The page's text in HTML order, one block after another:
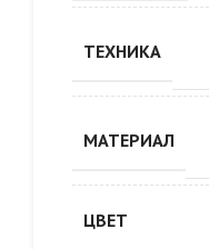
ТЕХНИКА
МАТЕРИАЛ
ЦВЕТ